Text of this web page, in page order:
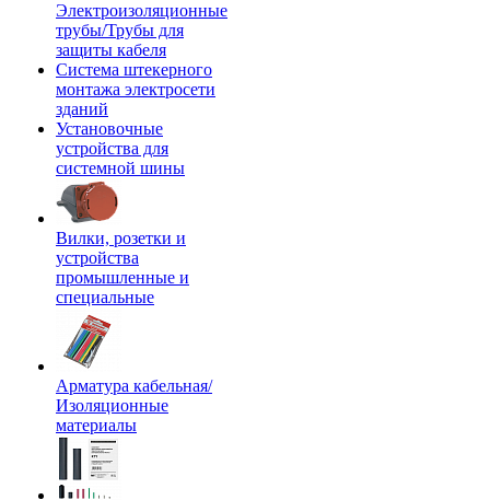
Электроизоляционные
трубы/Трубы для
защиты кабеля
Система штекерного
монтажа электросети
зданий
Установочные
устройства для
системной шины
Вилки, розетки и
устройства
промышленные и
специальные
Арматура кабельная/
Изоляционные
материалы